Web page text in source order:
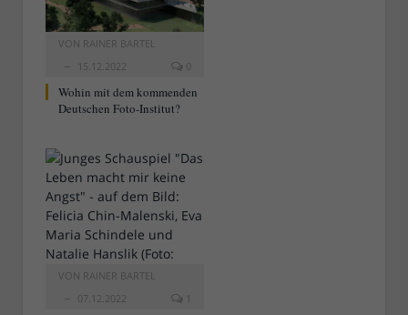
VON RAINER BARTEL
15.12.2022
0
Wohin mit dem kommenden
Deutschen Foto-Institut?
VON RAINER BARTEL
07.12.2022
1